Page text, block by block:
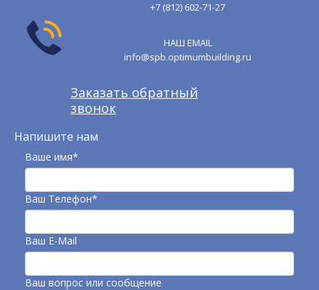
+7 (812) 602-71-27
НАШ EMAIL
info@spb.optimumbuilding.ru
Заказать обратный
звонок
Напишите нам
Ваше имя*
Ваш Телефон*
Ваш E-Mail
Ваш вопрос или сообщение